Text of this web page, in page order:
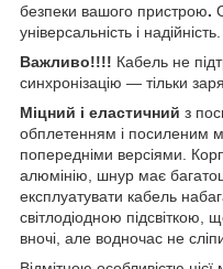
безпеки вашого пристрою.
універсальність і надійність.
Важливо!!!! Кабель не
синхронізацію — тільки
Міцний і еластичний з
обплетенням і посиленим
попередніми версіями.
алюмінію, шнур має
експлуатувати кабель
світлодіодною підсвіткою,
вночі, але водночас не